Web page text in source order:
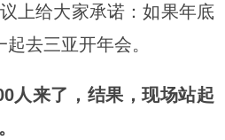
上给大家承诺：如果年底
去三亚开年会。
人来了，结果，现场站起